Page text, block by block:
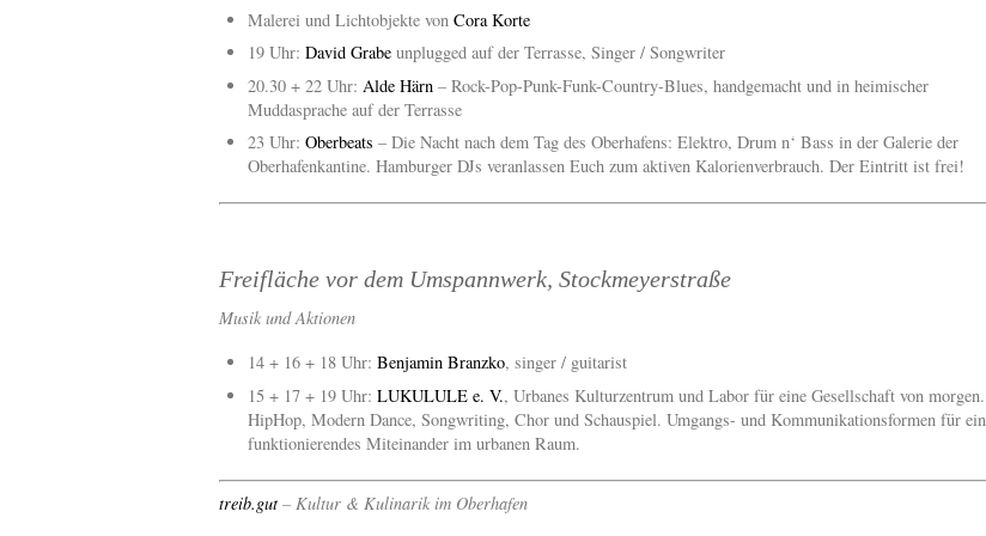
Malerei und Lichtobjekte von Cora Korte
19 Uhr: David Grabe unplugged auf der Terrasse, Singer / Songwriter
20.30 + 22 Uhr: Alde Härn – Rock-Pop-Punk-Funk-Country-Blues, handgemacht und in heimischer
Muddasprache auf der Terrasse
23 Uhr: Oberbeats – Die Nacht nach dem Tag des Oberhafens: Elektro, Drum n‘ Bass in der Galerie der
Oberhafenkantine. Hamburger DJs veranlassen Euch zum aktiven Kalorienverbrauch. Der Eintritt ist frei!
Freifläche vor dem Umspannwerk, Stockmeyerstraße
Musik und Aktionen
14 + 16 + 18 Uhr: Benjamin Branzko, singer / guitarist
15 + 17 + 19 Uhr: LUKULULE e. V., Urbanes Kulturzentrum und Labor für eine Gesellschaft von morgen.
HipHop, Modern Dance, Songwriting, Chor und Schauspiel. Umgangs- und Kommunikationsformen für ein
funktionierendes Miteinander im urbanen Raum.
treib.gut– Kultur & Kulinarik im Oberhafen